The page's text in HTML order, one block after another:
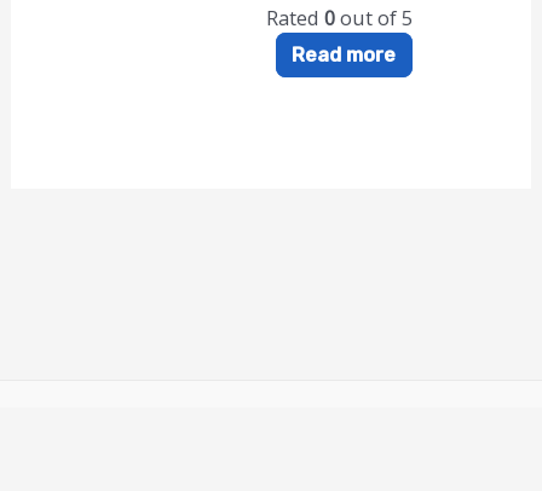
Rated 0out of 5
Read more